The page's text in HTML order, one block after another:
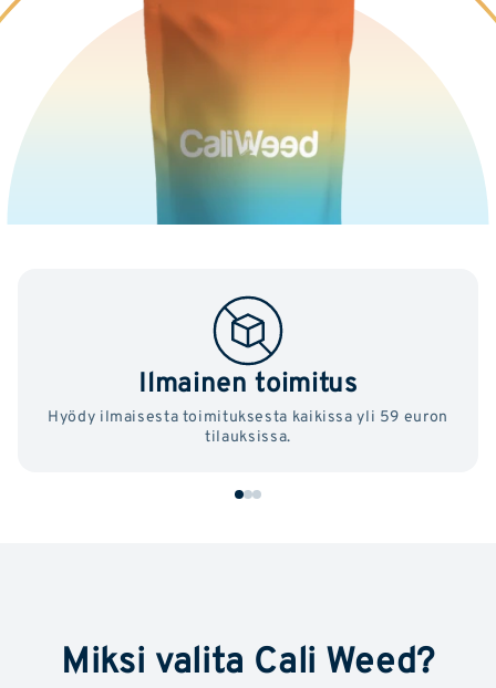
Ilmainen toimitus
Hyödy ilmaisesta toimituksesta kaikissa yli 59 euron
tilauksissa.
Miksi valita Cali Weed?